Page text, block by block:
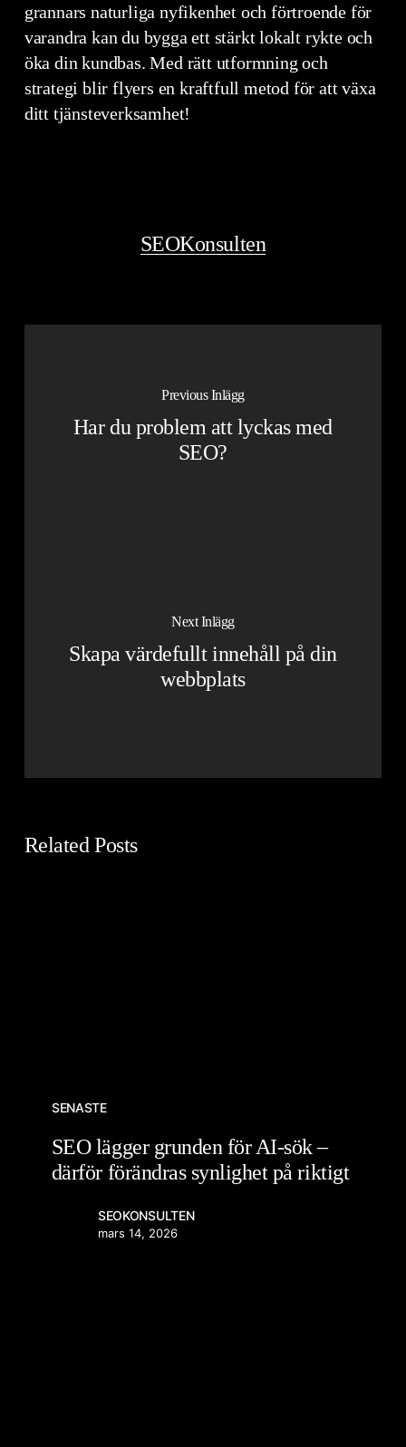
grannars naturliga nyfikenhet och förtroende för
varandra kan du bygga ett stärkt lokalt rykte och
öka din kundbas. Med rätt utformning och
strategi blir flyers en kraftfull metod för att växa
ditt tjänsteverksamhet!
SEOKonsulten
Previous Inlägg
Har du problem att lyckas med
SEO?
Next Inlägg
Skapa värdefullt innehåll på din
webbplats
Related Posts
SENASTE
SEO lägger grunden för AI-sök –
därför förändras synlighet på riktigt
SEOKONSULTEN
mars 14, 2026